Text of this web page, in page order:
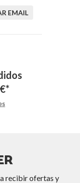
EMAIL
€*
recibir ofertas y